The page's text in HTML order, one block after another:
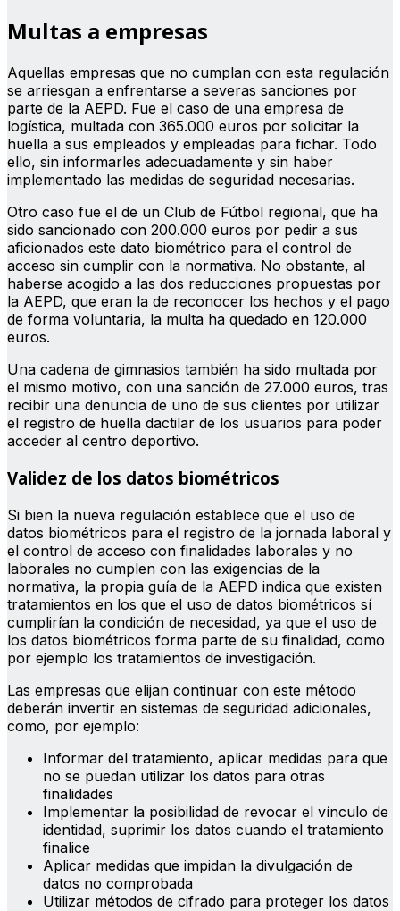
Multas a empresas
Aquellas empresas que no cumplan con esta regulación
se arriesgan a enfrentarse a severas sanciones por
parte de la AEPD. Fue el caso de una empresa de
logística, multada con 365.000 euros por solicitar la
huella a sus empleados y empleadas para fichar. Todo
ello, sin informarles adecuadamente y sin haber
implementado las medidas de seguridad necesarias.
Otro caso fue el de un Club de Fútbol regional, que ha
sido sancionado con 200.000 euros por pedir a sus
aficionados este dato biométrico para el control de
acceso sin cumplir con la normativa. No obstante, al
haberse acogido a las dos reducciones propuestas por
la AEPD, que eran la de reconocer los hechos y el pago
de forma voluntaria, la multa ha quedado en 120.000
euros.
Una cadena de gimnasios también ha sido multada por
el mismo motivo, con una sanción de 27.000 euros, tras
recibir una denuncia de uno de sus clientes por utilizar
el registro de huella dactilar de los usuarios para poder
acceder al centro deportivo.
Validez de los datos biométricos
Si bien la nueva regulación establece que el uso de
datos biométricos para el registro de la jornada laboral y
el control de acceso con finalidades laborales y no
laborales no cumplen con las exigencias de la
normativa, la propia guía de la AEPD indica que existen
tratamientos en los que el uso de datos biométricos sí
cumplirían la condición de necesidad, ya que el uso de
los datos biométricos forma parte de su finalidad, como
por ejemplo los tratamientos de investigación.
Las empresas que elijan continuar con este método
deberán invertir en sistemas de seguridad adicionales,
como, por ejemplo:
Informar del tratamiento, aplicar medidas para que
no se puedan utilizar los datos para otras
finalidades
Implementar la posibilidad de revocar el vínculo de
identidad, suprimir los datos cuando el tratamiento
finalice
Aplicar medidas que impidan la divulgación de
datos no comprobada
Utilizar métodos de cifrado para proteger los datos